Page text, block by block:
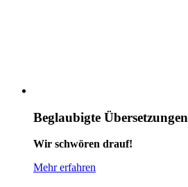
Beglaubigte Übersetzungen
Wir schwören drauf!
Mehr erfahren